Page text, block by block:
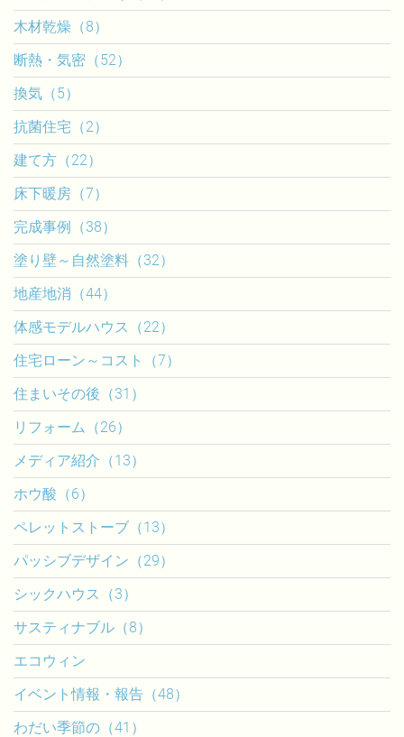
木材乾燥（8）
断熱・気密（52）
換気（5）
抗菌住宅（2）
建て方（22）
床下暖房（7）
完成事例（38）
塗り壁～自然塗料（32）
地産地消（44）
体感モデルハウス（22）
住宅ローン～コスト（7）
住まいその後（31）
リフォーム（26）
メディア紹介（13）
ホウ酸（6）
ペレットストーブ（13）
パッシブデザイン（29）
シックハウス（3）
サスティナブル（8）
エコウィン
イベント情報・報告（48）
わだい季節の（41）